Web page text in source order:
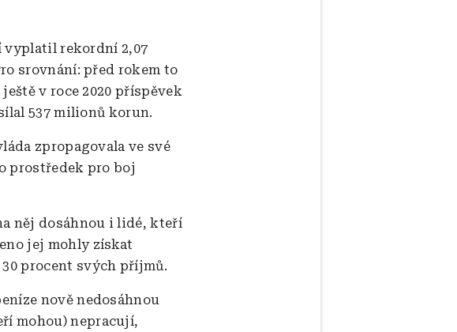
vyplatil rekordní 2,07
srovnání: před rokem to
v roce 2020 příspěvek
537 milionů korun.
zpropagovala ve své
prostředek pro boj
něj dosáhnou i lidé, kteří
jej mohly získat
procent svých příjmů.
nově nedosáhnou
mohou) nepracují,